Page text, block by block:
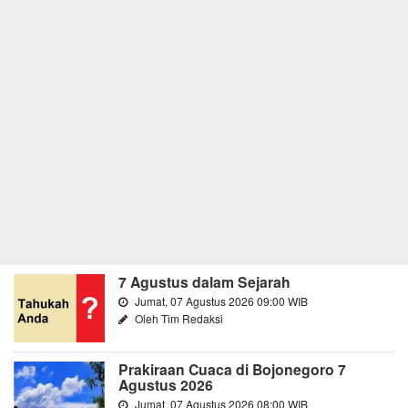
7 Agustus dalam Sejarah
Jumat, 07 Agustus 2026 09:00 WIB
Oleh Tim Redaksi
Prakiraan Cuaca di Bojonegoro 7
Agustus 2026
Jumat, 07 Agustus 2026 08:00 WIB